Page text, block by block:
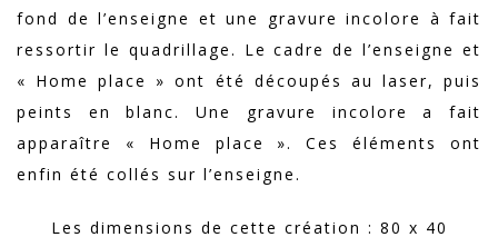
fond de l’enseigne et une gravure incolore à fait
ressortir le quadrillage. Le cadre de l’enseigne et
« Home place » ont été découpés au laser, puis
peints en blanc. Une gravure incolore a fait
apparaître « Home place ». Ces éléments ont
enfin été collés sur l’enseigne.
Les dimensions de cette création : 80 x 40